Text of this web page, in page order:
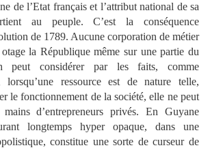
de l’Etat français et l’attribut national de sa
au peuple. C’est la conséquence
de 1789. Aucune corporation de métier
la République même sur une partie du
peut considérer par les faits, comme
lorsqu’une ressource est de nature telle,
le fonctionnement de la société, elle ne peut
d’entrepreneurs privés. En Guyane
longtemps hyper opaque, dans une
constitue une sorte de curseur de